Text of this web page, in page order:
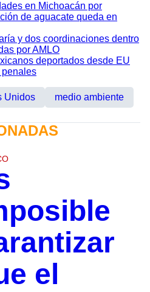
en Michoacán por
de aguacate queda en
y dos coordinaciones dentro
por AMLO
deportados desde EU
penales
Unidos medio ambiente
el